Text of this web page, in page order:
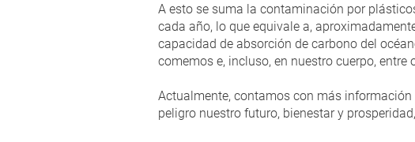
A esto se suma la contaminación por
cada año, lo que equivale a,
capacidad de absorción de carbono del
comemos e, incluso, en nuestro cuerpo,
Actualmente, contamos con más
peligro nuestro futuro, bienestar y